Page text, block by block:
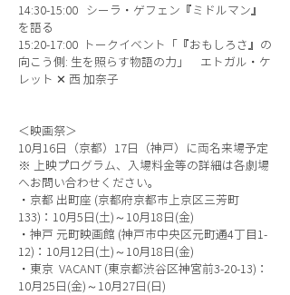
14:30-15:00 シーラ・ゲフェン『ミドルマン』
を語る
15:20-17:00 トークイベント「『おもしろさ』の
向こう側: 生を照らす物語の力」 エトガル・ケ
レット ✕ 西 加奈子
＜映画祭＞
10月16日（京都）17日（神戸）に両名来場予定
※ 上映プログラム、入場料金等の詳細は各劇場
へお問い合わせください。
・京都 出町座 (京都府京都市上京区三芳町
133)：10月5日(土)～10月18日(金)
・神戸 元町映画館 (神戸市中央区元町通4丁目1-
12)：10月12日(土)～10月18日(金)
・東京 VACANT (東京都渋谷区神宮前3-20-13)：
10月25日(金)～10月27日(日)